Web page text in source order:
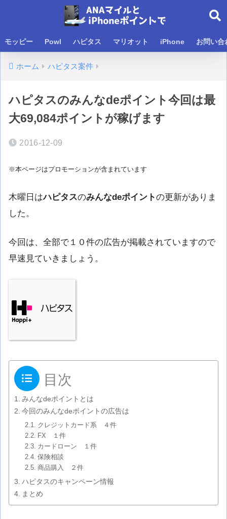
モッピー Powl ハピタス マリオット iPhone お問い合
ホーム ハピタス案件
ハピタスのみんなdeポイント今回は最
大69,084ポイントが稼げます
2016-12-09
※本ページはプロモーションが含まれています
木曜日はハピタスのみんなdeポイントの更新がありま
した。
今回は、全部で１０件の広告が掲載されていますので
早速見ていきましょう。
目次
みんなdeポイントとは
今回のみんなdeポイントの広告は
クレジットカード系 ４件
FX １件
カードローン １件
保険相談
商品購入 ２件
ハピタスのキャンペーン情報
まとめ